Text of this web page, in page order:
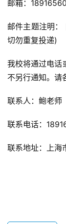
邮箱：
邮件主题注明
切勿重复投递)
我校将通过电话
不另行通知。请
联系人：鲍老师
联系电话：
联系地址：上海